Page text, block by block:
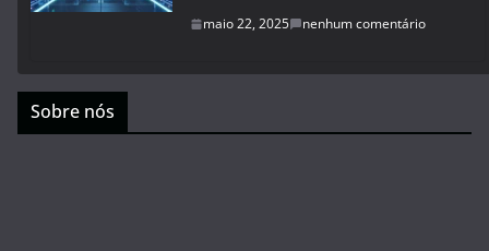
maio 22, 2025 nenhum comentário
Sobre nós